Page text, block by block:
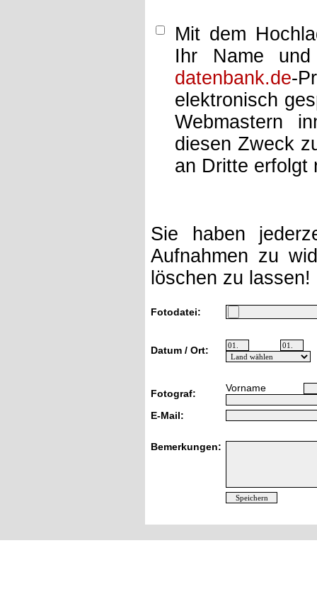
Mit dem
Ihr Name
datenbank.de-
elektronisch
Webmastern
diesen Zweck
an Dritte erfolgt
Sie haben
Aufnahmen zu
löschen zu
Fotodatei:
Datum / Ort:
Fotograf: Vorname
E-Mail:
Bemerkungen: